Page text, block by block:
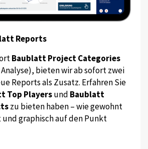
Reports
Baublatt Project Categories
bieten wir ab sofort zwei
Reports als Zusatz. Erfahren Sie
Top Playersund Baublatt
zu bieten haben – wie gewohnt
graphisch auf den Punkt